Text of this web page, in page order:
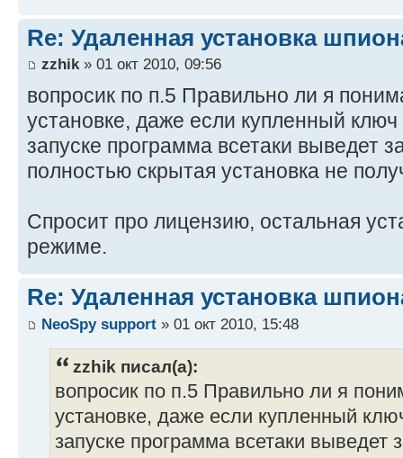
Re: Удаленная установка
zzhik» 01 окт 2010, 09:56
вопросик по п.5 Правильно ли я
установке, даже если купленный
запуске программа всетаки выведет
полностью скрытая установка не
Спросит про лицензию, остальная
режиме.
Re: Удаленная установка
NeoSpy support » 01 окт 2010, 15:48
zzhik писал(а):
вопросик по п.5 Правильно ли я
установке, даже если купленный
запуске программа всетаки выведет